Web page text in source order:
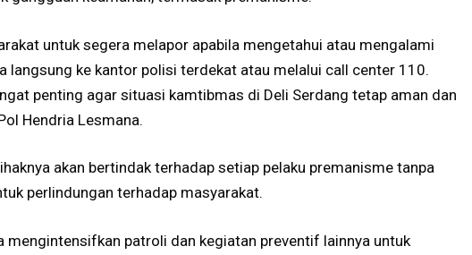
untuk segera melapor apabila mengetahui atau mengalami
langsung ke kantor polisi terdekat atau melalui call center 110.
penting agar situasi kamtibmas di Deli Serdang tetap aman dan
Hendria Lesmana.
akan bertindak terhadap setiap pelaku premanisme tanpa
perlindungan terhadap masyarakat.
mengintensifkan patroli dan kegiatan preventif lainnya untuk